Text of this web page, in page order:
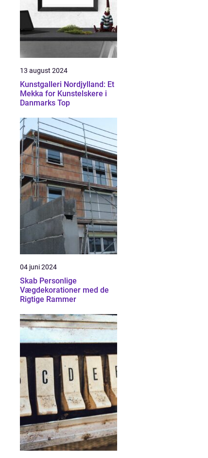
13 august 2024
Kunstgalleri Nordjylland: Et
Mekka for Kunstelskere i
Danmarks Top
04 juni 2024
Skab Personlige
Vægdekorationer med de
Rigtige Rammer